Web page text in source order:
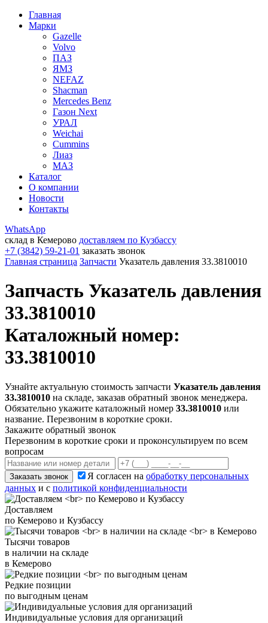
Главная
Марки
Gazelle
Volvo
ПАЗ
ЯМЗ
NEFAZ
Shacman
Mercedes Benz
Газон Next
УРАЛ
Weichai
Cummins
Лиаз
МАЗ
Каталог
О компании
Новости
Контакты
WhatsApp
склад в Кемерово доставляем по Кузбассу
+7 (3842) 59-21-01 заказать звонок
Главная страница Запчасти Указатель давления 33.3810010
Запчасть Указатель давления
33.3810010
Каталожный номер:
33.3810010
Узнайте актуальную стоимость запчасти Указатель давления
33.3810010 на складе, заказав обратный звонок менеджера.
Обязательно укажите каталожный номер 33.3810010 или
название. Перезвоним в короткие сроки.
Закажите обратный звонок
Перезвоним в короткие сроки и проконсультируем по всем
вопросам
Заказать звонок Я согласен на обработку персональных
данных и с политикой конфиденциальности
Доставляем
по Кемерово и Кузбассу
Тысячи товаров
в наличии на складе
в Кемерово
Редкие позиции
по выгодным ценам
Индивидуальные условия для организаций